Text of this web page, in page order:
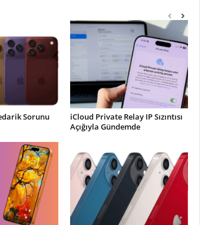
Sorunu
iCloud Private Relay IP Sızıntısı
Açığıyla Gündemde